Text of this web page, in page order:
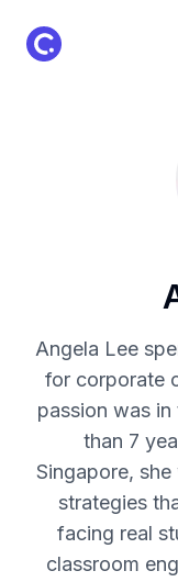
ClassPoint Logo
Angela Lee
for corporate
passion was
than 7
Singapore,
strategies
facing real
classroom